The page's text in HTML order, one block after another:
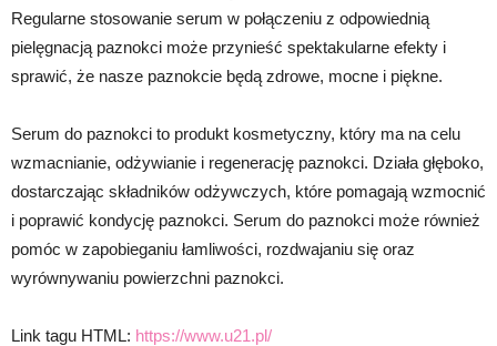
Regularne stosowanie serum w połączeniu z odpowiednią
pielęgnacją paznokci może przynieść spektakularne efekty i
sprawić, że nasze paznokcie będą zdrowe, mocne i piękne.
Serum do paznokci to produkt kosmetyczny, który ma na celu
wzmacnianie, odżywianie i regenerację paznokci. Działa głęboko,
dostarczając składników odżywczych, które pomagają wzmocnić
i poprawić kondycję paznokci. Serum do paznokci może również
pomóc w zapobieganiu łamliwości, rozdwajaniu się oraz
wyrównywaniu powierzchni paznokci.
Link tagu HTML: https://www.u21.pl/